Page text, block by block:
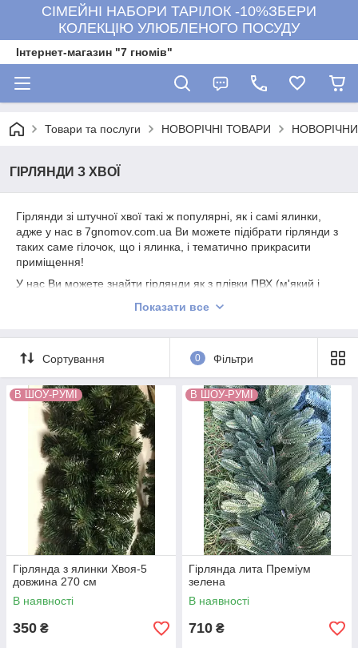
СІМЕЙНІ НАБОРИ ТАРІЛОК -10%ЗБЕРИ
КОЛЕКЦІЮ УЛЮБЛЕНОГО ПОСУДУ
Інтернет-магазин "7 гномів"
Товари та послуги НОВОРІЧНІ ТОВАРИ
ГІРЛЯНДИ З ХВОЇ
Гірлянди зі штучної хвої такі ж популярні, як і самі ялинки,
адже у нас в 7gnomov.com.ua Ви можете підібрати гірлянди з
таких саме гілочок, що і ялинка, і тематично прикрасити
приміщення!
У нас Ви можете знайти гірлянди як з плівки ПВХ (м'який і
м'якого харчового пластику, які навіть зблизька виглядають
Блакитні та зелені, з плівки ПВХ та литі, декоровані та без
декору - великий вибір новорічних хвойних гірлянд у нас
в 7gnomov.com.ua!
І не забудьте про віночок! Вони у нас також є!
Показати все
Сортування 0 Фільтри
В ШОУ-РУМІ
Гірлянда з ялинки Хвоя-5
довжина 270 см
В наявності
350 ₴
В ШОУ-РУМІ
Гірлянда лита Преміум
зелена
В наявності
710 ₴